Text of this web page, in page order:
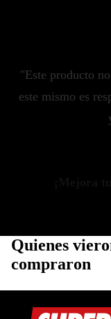
"Este producto
este mismo es
Quienes
compraron